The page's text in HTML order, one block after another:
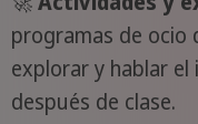
programas de ocio
explorar y hablar
después de clase.